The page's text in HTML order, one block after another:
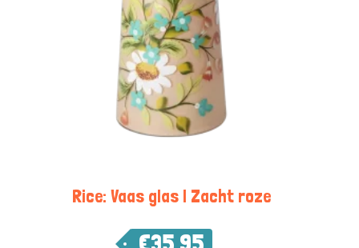
Rice: Vaas glas | Zacht roze